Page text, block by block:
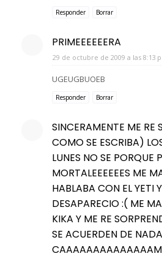
Responder Borrar
PRIMEEEEEERA
29 de octubre de 2009 a las 8:13
UGEUGBUOEB
Responder Borrar
SINCERAMENTE ME RE
COMO SE ESCRIBA)
LUNES NO SE PORQUE
MORTALEEEEEES ME
HABLABA CON EL YETI
DESAPARECIO :( ME
KIKA Y ME RE
SE ACUERDEN DE